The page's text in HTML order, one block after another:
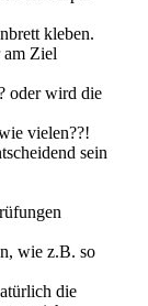
kleben.
Ziel
oder wird die
vielen??!
sein
wie z.B. so
die